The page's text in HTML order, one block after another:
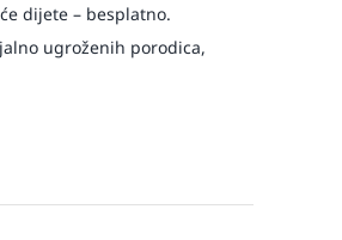
dijete – besplatno.
ugroženih porodica,